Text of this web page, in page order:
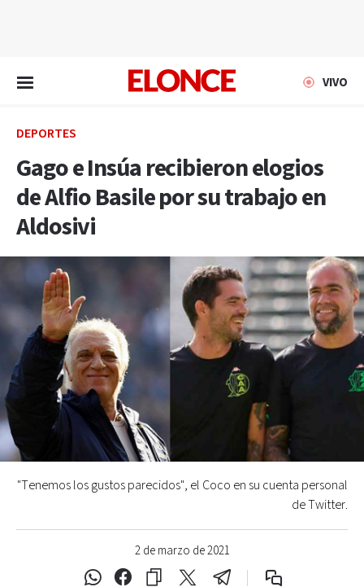
VIVO
DEPORTES
Gago e Insúa recibieron elogios
de Alfio Basile por su trabajo en
Aldosivi
2 de marzo de 2021
"Tenemos los gustos parecidos", el Coco en su cuenta personal
de Twitter.